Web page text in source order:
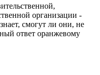
организации -
смогут ли они, не
ответ оранжевому